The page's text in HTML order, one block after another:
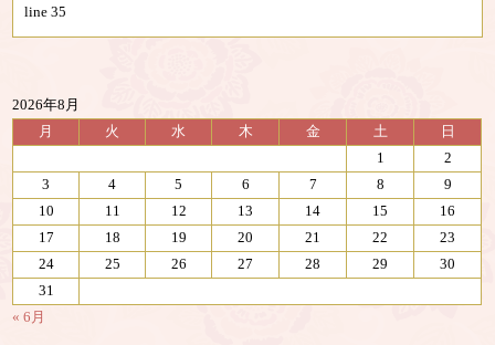
line35
2026年8月
月
火 水 木 金 土
日
1
2
3
4 5 6 7 8
9
10
11 12 13 14 15
16
17
18 19 20 21 22
23
24
25 26 27 28 29
30
31
« 6月